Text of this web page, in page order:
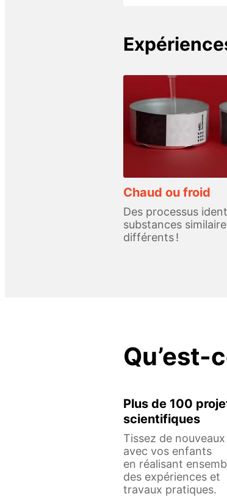
Chaud ou froid
Des processus
substances
différents !
Qu’est-
Plus de 100
scientifiques
Tissez de
avec vos enfants
en réalisant
des expériences et
travaux pratiques.